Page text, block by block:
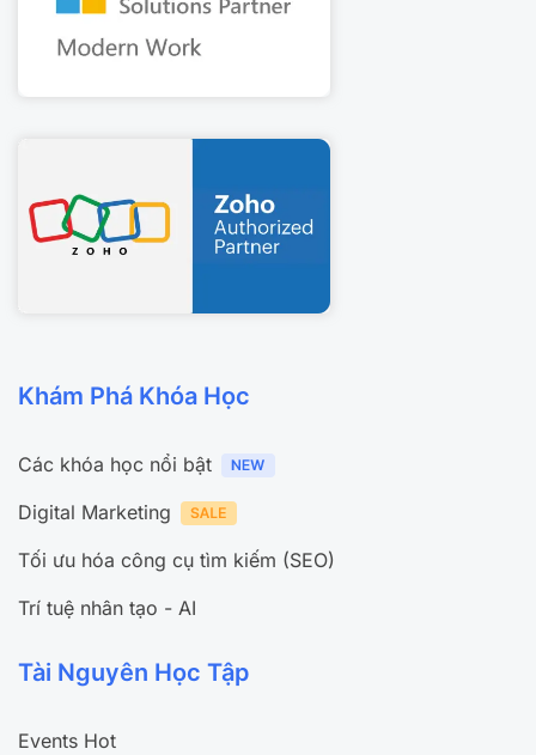
Khám Phá Khóa Học
Các khóa học nổi bật
Digital Marketing
Tối ưu hóa công cụ tìm kiếm (SEO)
Trí tuệ nhân tạo - AI
Tài Nguyên Học Tập
Events Hot